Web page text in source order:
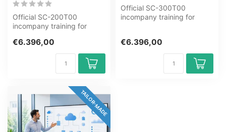
Official SC-200T00
incompany training for
4 days, ...
€6.396,00
Official SC-300T00
incompany training for
€6.396,00
TAILOR-MADE